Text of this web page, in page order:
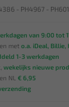
- PH4967 -
van 9:00 tot
met o.a. iDeal, Billie,
1-3 werkdagen
wekelijks nieuwe
NL € 6,95